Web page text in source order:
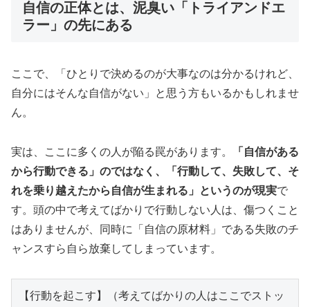
自信の正体とは、泥臭い「トライアンドエ
ラー」の先にある
ここで、「ひとりで決めるのが大事なのは分かるけれど、
自分にはそんな自信がない」と思う方もいるかもしれませ
ん。
実は、ここに多くの人が陥る罠があります。
「自信がある
から行動できる」のではなく、「行動して、失敗して、そ
れを乗り越えたから自信が生まれる」というのが現実で
す。頭の中で考えてばかりで行動しない人は、傷つくこと
はありませんが、同時に「自信の原材料」である失敗のチ
ャンスすら自ら放棄してしまっています。
【行動を起こす】（考えてばかりの人はここでストッ